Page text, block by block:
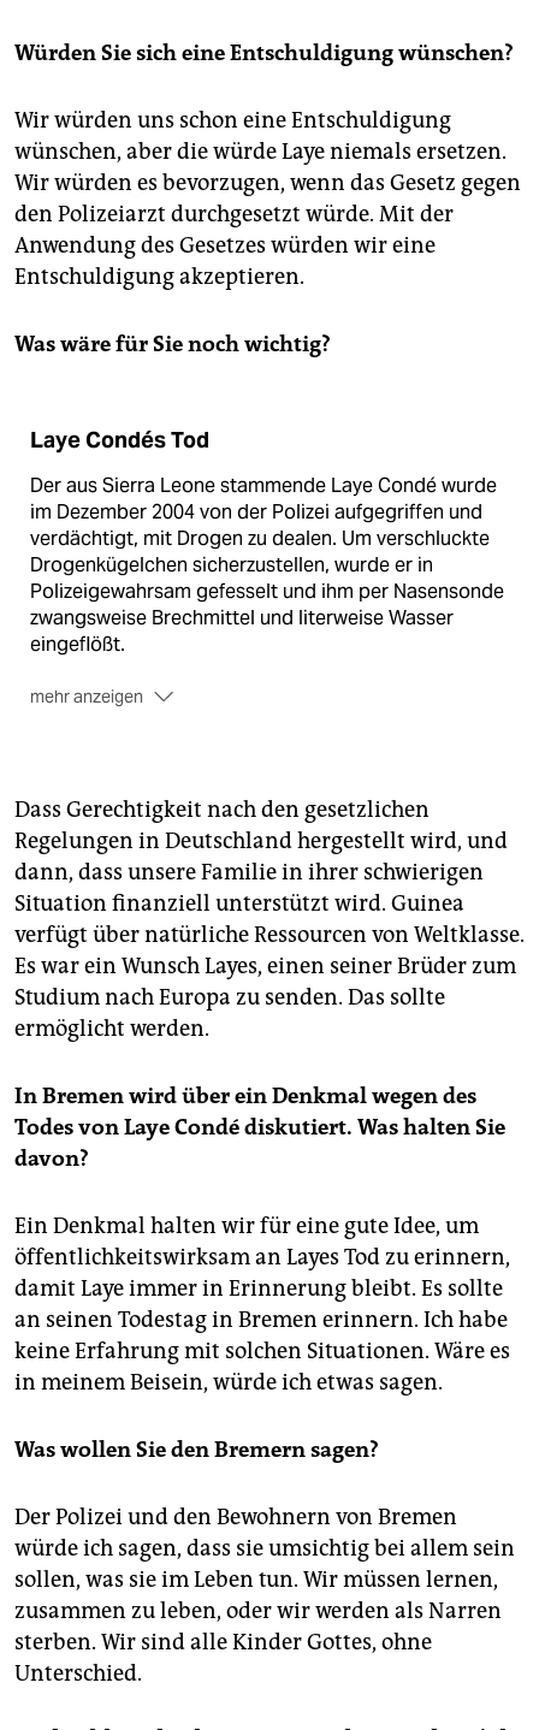
Würden Sie sich eine Entschuldigung wünschen?
Wir würden uns schon eine Entschuldigung
wünschen, aber die würde Laye niemals ersetzen.
Wir würden es bevorzugen, wenn das Gesetz gegen
den Polizeiarzt durchgesetzt würde. Mit der
Anwendung des Gesetzes würden wir eine
Entschuldigung akzeptieren.
Was wäre für Sie noch wichtig?
Laye Condés Tod
Der aus Sierra Leone stammende Laye Condé wurde
im Dezember 2004 von der Polizei aufgegriffen und
verdächtigt, mit Drogen zu dealen. Um verschluckte
Drogenkügelchen sicherzustellen, wurde er in
Polizeigewahrsam gefesselt und ihm per Nasensonde
zwangsweise Brechmittel und literweise Wasser
eingeflößt.
mehr anzeigen
Ein Verfahren gegen den verantwortlichen Polizeiarzt
ist seit November eingestellt. Bremens
Polizeipräsident Lutz Müller hat danach in einem Brief
an die Mutter sein Bedauern ausgedrückt. Der Brief
ist bislang nicht angekommen.
Am 3. Januar stellte die Polizei Bremen eine
Broschüre zur Aufarbeitung von Condés Tod vor.
Dabei sprach Polizeipräsident Müller eine
Dass Gerechtigkeit nach den gesetzlichen
Regelungen in Deutschland hergestellt wird, und
dann, dass unsere Familie in ihrer schwierigen
Situation finanziell unterstützt wird. Guinea
verfügt über natürliche Ressourcen von Weltklasse.
Es war ein Wunsch Layes, einen seiner Brüder zum
Studium nach Europa zu senden. Das sollte
ermöglicht werden.
In Bremen wird über ein Denkmal wegen des
Todes von Laye Condé diskutiert. Was halten Sie
davon?
Ein Denkmal halten wir für eine gute Idee, um
öffentlichkeitswirksam an Layes Tod zu erinnern,
damit Laye immer in Erinnerung bleibt. Es sollte
an seinen Todestag in Bremen erinnern. Ich habe
keine Erfahrung mit solchen Situationen. Wäre es
in meinem Beisein, würde ich etwas sagen.
Was wollen Sie den Bremern sagen?
Der Polizei und den Bewohnern von Bremen
würde ich sagen, dass sie umsichtig bei allem sein
sollen, was sie im Leben tun. Wir müssen lernen,
zusammen zu leben, oder wir werden als Narren
sterben. Wir sind alle Kinder Gottes, ohne
Unterschied.